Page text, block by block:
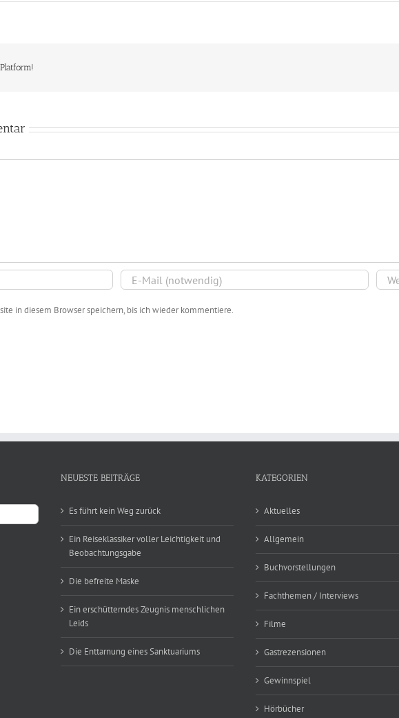
in diesem Browser speichern, bis ich wieder kommentiere.
NEUESTE BEITRÄGE
Es führt kein Weg zurück
Ein Reiseklassiker voller Leichtigkeit und
Beobachtungsgabe
Die befreite Maske
Ein erschütterndes Zeugnis menschlichen
Leids
Die Enttarnung eines Sanktuariums
KATEGORIEN
Aktuelles
Allgemein
Buchvorstellungen
Fachthemen / Interviews
Filme
Gastrezensionen
Gewinnspiel
Hörbücher